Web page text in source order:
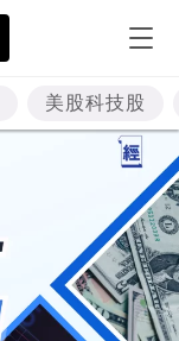
美股科技股